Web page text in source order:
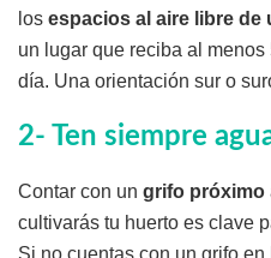
los espacios al aire libre de
un lugar que reciba al menos
día. Una orientación sur o
2- Ten siempre
Contar con un grifo próximo
cultivarás tu huerto es clave